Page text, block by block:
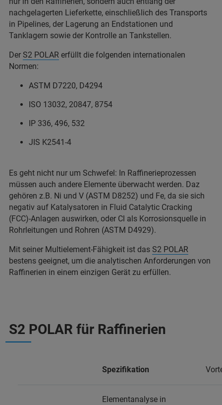
nachgelagerten Lieferkette, einschließlich des Transports
in Pipelines, der Lagerung an Endstationen und
Tanklagern sowie der Kontrolle an Tankstellen.
Der S2 POLAR erfüllt die folgenden internationalen
Normen:
ASTM D7220, D4294
ISO 13032, 20847, 8754
IP 336, 496, 532
JIS K2541-4
Es geht nicht nur um Schwefel: In Raffinerieprozessen
müssen auch andere Elemente überwacht werden. Daz
gehören z.B. Ni und V (ASTM D8252) und Fe, da sie sich
negativ auf Katalysatoren in Fluid Catalytic Cracking
(FCC)-Anlagen auswirken, oder Cl als Korrosionsquelle in
Rohrleitungen und Rohren (ASTM D4929).
Mit seiner Multielement-Fähigkeit ist das S2 POLAR
bestens geeignet, um die analytischen Anforderungen von
Raffinerien in einem einzigen Gerät zu erfüllen.
S2 POLAR für Raffinerien
Spezifikation
Elementanalyse in